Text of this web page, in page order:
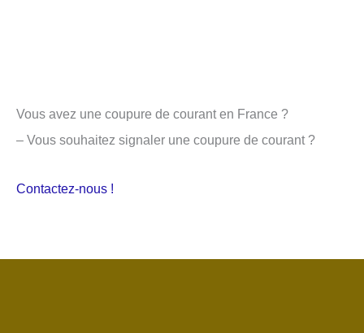
Vous avez une coupure de courant en France ?
– Vous souhaitez signaler une coupure de courant ?
Contactez-nous !